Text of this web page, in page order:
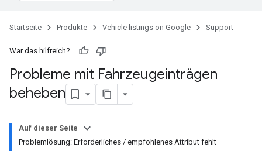
Startseite Produkte Vehicle listings on Google Support
War das hilfreich?
Probleme mit Fahrzeugeinträgen
beheben
Auf dieser Seite
Problemlösung: Erforderliches / empfohlenes Attribut fehlt